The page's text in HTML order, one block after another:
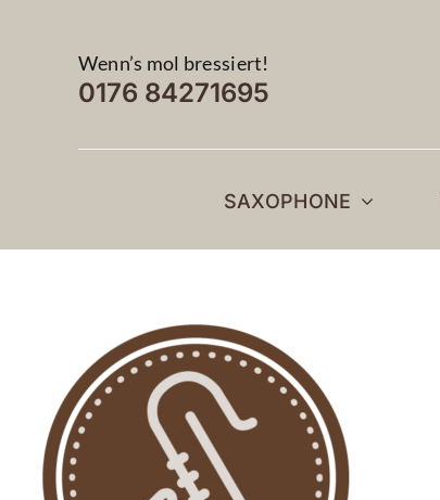
Wenn’s mol bressiert!
0176 84271695
SAXOPHONE